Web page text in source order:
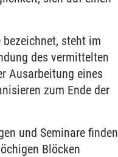
steht im
des vermittelten
Ausarbeitung eines
zum Ende der
und Seminare finden
Blöcken